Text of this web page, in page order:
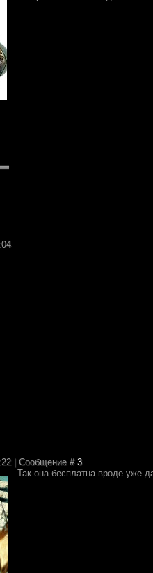
| Сообщение # 3
Так она бесплатна вроде уже